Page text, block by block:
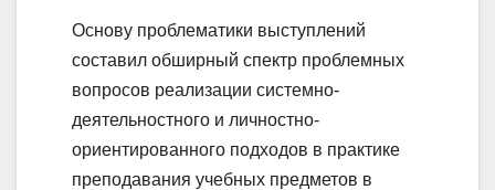
Основу проблематики выступлений
составил обширный спектр проблемных
вопросов реализации системно-
деятельностного и личностно-
ориентированного подходов в практике
преподавания учебных предметов в